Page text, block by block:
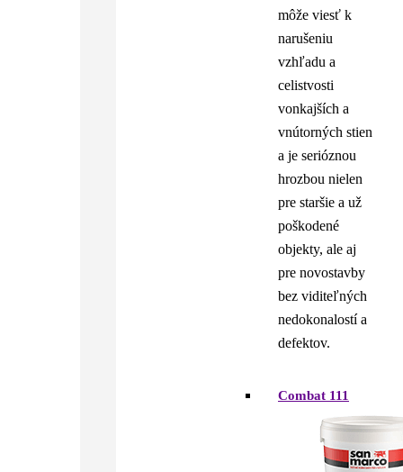
môže viesť k
narušeniu
vzhľadu a
celistvosti
vonkajších a
vnútorných stien
a je serióznou
hrozbou nielen
pre staršie a už
poškodené
objekty, ale aj
pre novostavby
bez viditeľných
nedokonalostí a
defektov.
Combat 111